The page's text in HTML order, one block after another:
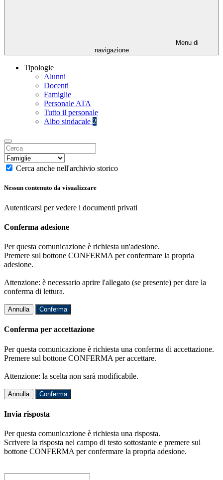
Menu di
navigazione
Tipologie
Alunni
Docenti
Famiglie
Personale ATA
Tutto il personale
Albo sindacale 2
Cerca anche nell'archivio storico
Nessun contenuto da visualizzare
Autenticarsi per vedere i documenti privati
Conferma adesione
Per questa comunicazione è richiesta un'adesione.
Premere sul bottone CONFERMA per confermare la propria
adesione.
Attenzione: è necessario aprire l'allegato (se presente) per dare la
conferma di lettura.
Annulla Conferma
Conferma per accettazione
Per questa comunicazione è richiesta una conferma di accettazione.
Premere sul bottone CONFERMA per accettare.
Attenzione: la scelta non sarà modificabile.
Annulla Conferma
Invia risposta
Per questa comunicazione è richiesta una risposta.
Scrivere la risposta nel campo di testo sottostante e premere sul
bottone CONFERMA per confermare la propria adesione.